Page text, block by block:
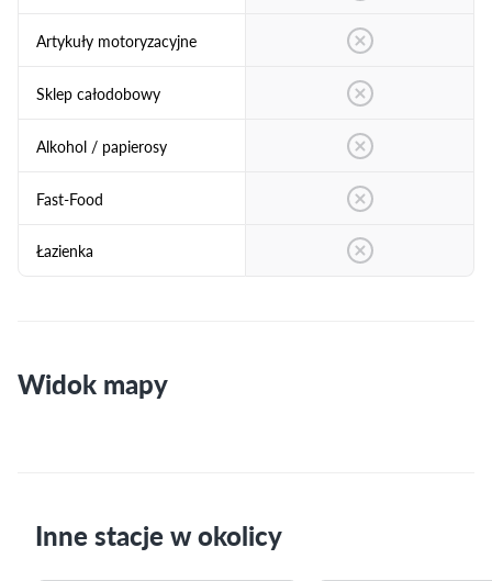
Artykuły motoryzacyjne
Sklep całodobowy
Alkohol / papierosy
Fast-Food
Łazienka
Widok mapy
Inne stacje w okolicy